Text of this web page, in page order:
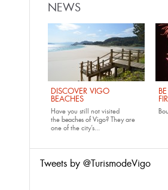
NEWS
DISCOVER VIGO
BEACHES
Have you still not visited
the beaches of Vigo? They are
one of the city’s...
Tweets by @TurismodeVigo